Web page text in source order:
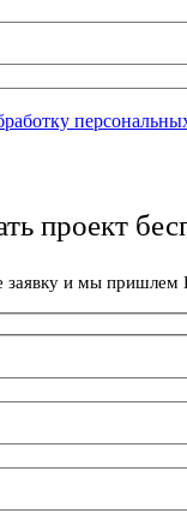
проект
заявку и мы пришлем